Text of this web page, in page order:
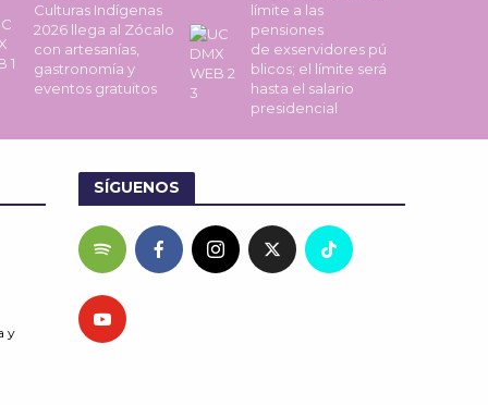
Culturas Indígenas
2026 llega al Zócalo
con artesanías,
gastronomía y
eventos gratuitos
límite a las
pensiones
de exservidores pú
blicos; el límite será
hasta el salario
presidencial
y
SÍGUENOS